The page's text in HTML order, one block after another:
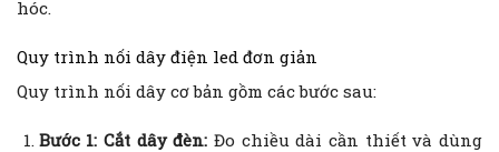
hóc.
Quy trình nối dây điện led đơn giản
Quy trình nối dây cơ bản gồm các bước sau:
Bước 1: Cắt dây đèn: Đo chiều dài cần thiết và dùng